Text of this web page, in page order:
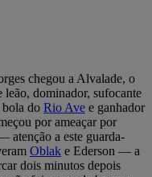
chegou a Alvalade, o
leão, dominador, sufocante
bola do Rio Ave e ganhador
por ameaçar por
atenção a este guarda-
Oblak e Ederson — a
dois minutos depois